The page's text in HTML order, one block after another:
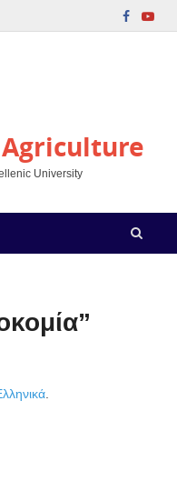
University